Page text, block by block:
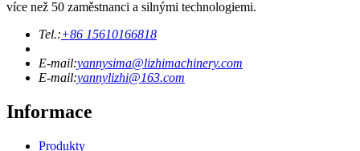
více než 50 zaměstnanci a silnými technologiemi.
Tel.:+86 15610166818
E-mail:yannysima@lizhimachinery.com
E-mail:yannylizhi@163.com
Informace
Produkty